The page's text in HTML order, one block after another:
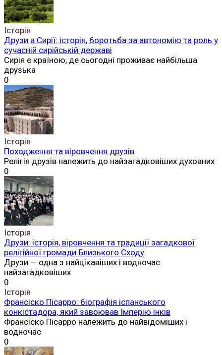
Історія
Друзи в Сирії: історія, боротьба за автономію та роль у
сучасній сирійській державі
Сирія є країною, де сьогодні проживає найбільша
друзька
0
Історія
Походження та віровчення друзів
Релігія друзів належить до найзагадковіших духовних
0
Історія
Друзи: історія, віровчення та традиції загадкової
релігійної громади Близького Сходу
Друзи — одна з найцікавіших і водночас
найзагадковіших
0
Історія
Франсіско Пісарро: біографія іспанського
конкістадора, який завоював Імперію інків
Франсіско Пісарро належить до найвідоміших і
водночас
0